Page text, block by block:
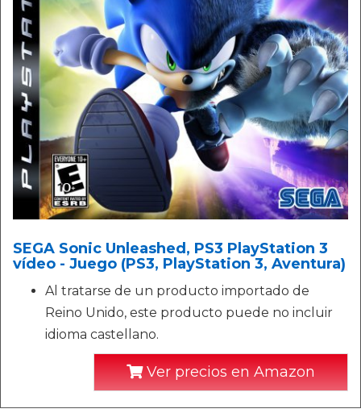
SEGA Sonic Unleashed, PS3 PlayStation 3
vídeo - Juego (PS3, PlayStation 3, Aventura)
Al tratarse de un producto importado de
Reino Unido, este producto puede no incluir
idioma castellano.
Ver precios en Amazon